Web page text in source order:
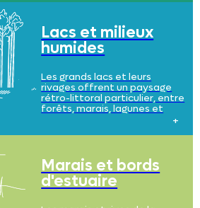
s’approche de l’estuaire.
Lacs et milieux
humides
Les grands lacs et leurs
rivages offrent un paysage
rétro-littoral particulier, entre
forêts, marais, lagunes et
Marais et bords
d'estuaire